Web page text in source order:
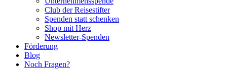
Club der Reisestifter
Spenden statt schenken
Shop mit Herz
Newsletter-Spenden
Förderung
Blog
Noch Fragen?